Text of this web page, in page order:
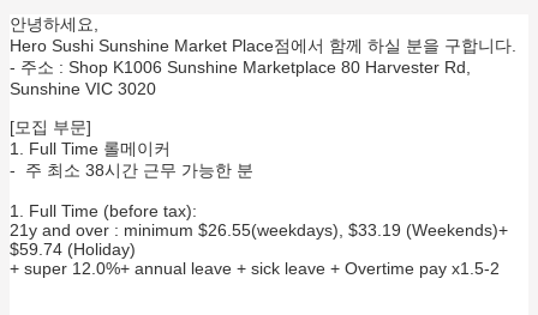
안녕하세요,
Hero Sushi Sunshine Market Place점에서 함께 하실 분을 구합니다.
- 주소 : Shop K1006 Sunshine Marketplace 80 Harvester Rd,
Sunshine VIC 3020
[모집 부문]
1. Full Time 롤메이커
- 주 최소 38시간 근무 가능한 분
1. Full Time (before tax):
21y and over : minimum $26.55(weekdays), $33.19 (Weekends)+
$59.74 (Holiday)
+ super 12.0%+ annual leave + sick leave + Overtime pay x1.5-2